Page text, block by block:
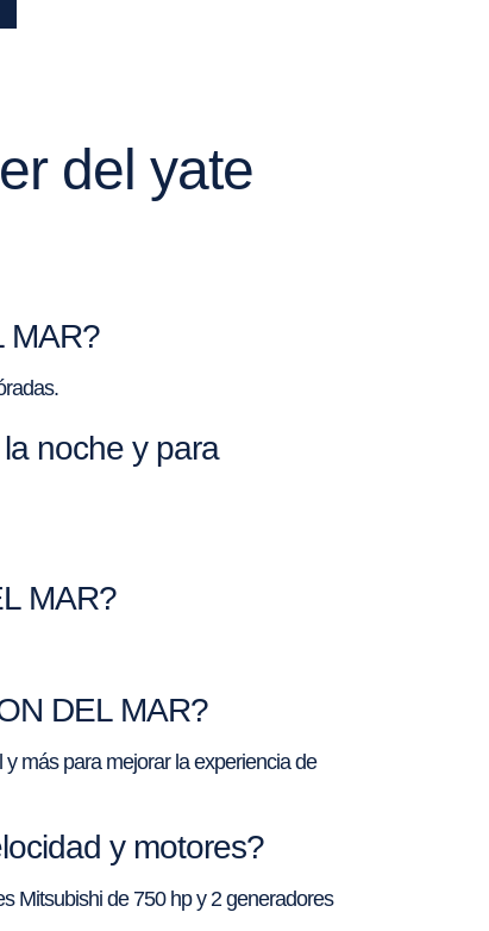
del yate
MAR?
noche y para
MAR?
DEL MAR?
más para mejorar la experiencia de
y motores?
Mitsubishi de 750 hp y 2 generadores